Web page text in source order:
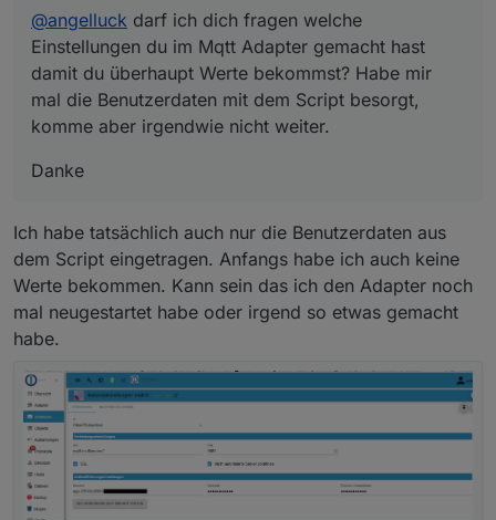
@angelluck darf ich dich fragen welche
Einstellungen du im Mqtt Adapter gemacht hast
damit du überhaupt Werte bekommst? Habe mir
mal die Benutzerdaten mit dem Script besorgt,
komme aber irgendwie nicht weiter.
Danke
Ich habe tatsächlich auch nur die Benutzerdaten aus
dem Script eingetragen. Anfangs habe ich auch keine
Werte bekommen. Kann sein das ich den Adapter noch
mal neugestartet habe oder irgend so etwas gemacht
habe.